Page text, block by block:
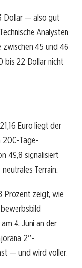
Dollar — also gut
Analysten
zwischen 45 und 46
bis 22 Dollar nicht
Euro liegt der
200-Tage-
49,8 signalisiert
Terrain.
Prozent zeigt, wie
4. Juni an der
2″-
— und wird voller.